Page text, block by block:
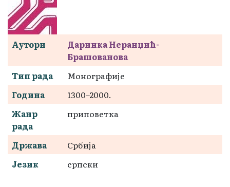
Аутори
Даринка Неранџић-
Брашованова
Тип рада
Монографије
Година
1300–2000.
Жанр
рада
приповетка
Држава
Србија
Језик
српски